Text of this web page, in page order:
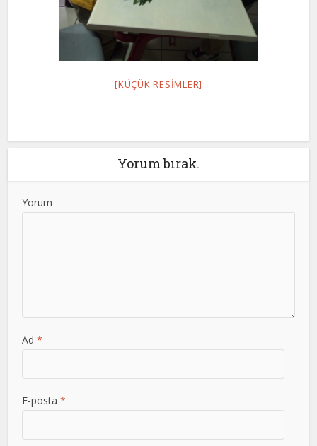
[KÜÇÜK RESIMLER]
Yorum bırak.
Yorum
Ad*
E-posta*